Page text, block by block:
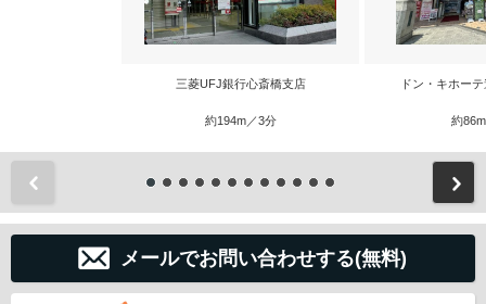
三菱UFJ銀行心斎橋支店
約194m／3分
ドン・キホー
約
メールでお問い合わせする(無料)